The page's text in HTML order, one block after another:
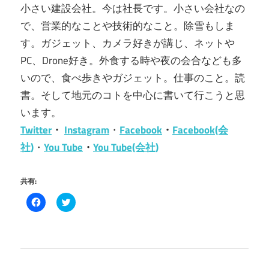
小さい建設会社。今は社長です。小さい会社なの
で、営業的なことや技術的なこと。除雪もしま
す。ガジェット、カメラ好きが講じ、ネットや
PC、Drone好き。外食する時や夜の会合なども多
いので、食べ歩きやガジェット。仕事のこと。読
書。そして地元のコトを中心に書いて行こうと思
います。
Twitter ・ Instagram ・ Facebook ・ Facebook(会
社) ・ You Tube ・ You Tube(会社)
共有:
Facebook
で
に
ク
リ
Twitter